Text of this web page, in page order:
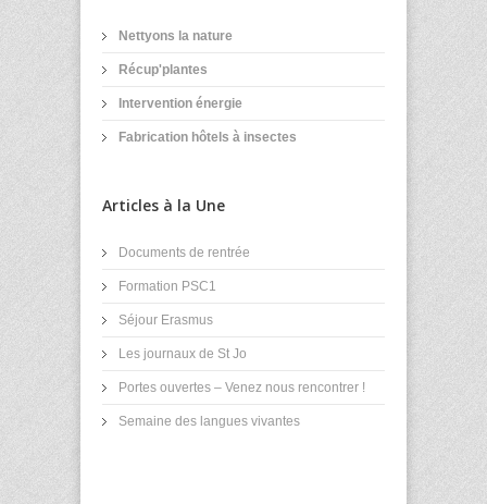
Nettyons la nature
Récup'plantes
Intervention énergie
Fabrication hôtels à insectes
Articles à la Une
Documents de rentrée
Formation PSC1
Séjour Erasmus
Les journaux de St Jo
Portes ouvertes – Venez nous rencontrer !
Semaine des langues vivantes